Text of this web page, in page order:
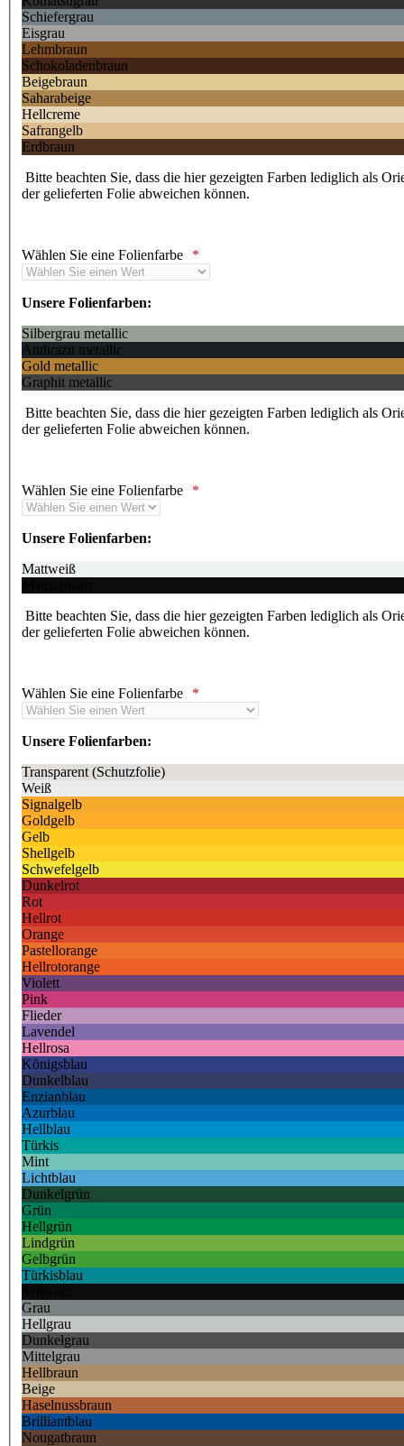
Schiefergrau
Eisgrau
Lehmbraun
Schokoladenbraun
Beigebraun
Saharabeige
Hellcreme
Safrangelb
Erdbraun
Bitte beachten Sie, dass die hier gezeigten Farben lediglich als
der gelieferten Folie abweichen können.
Wählen Sie eine Folienfarbe
Unsere Folienfarben:
Silbergrau metallic
Anthrazit metallic
Gold metallic
Graphit metallic
Bitte beachten Sie, dass die hier gezeigten Farben lediglich als
der gelieferten Folie abweichen können.
Wählen Sie eine Folienfarbe
Unsere Folienfarben:
Mattweiß
Bitte beachten Sie, dass die hier gezeigten Farben lediglich als
der gelieferten Folie abweichen können.
Wählen Sie eine Folienfarbe
Unsere Folienfarben:
Transparent (Schutzfolie)
Weiß
Signalgelb
Goldgelb
Gelb
Shellgelb
Schwefelgelb
Dunkelrot
Rot
Hellrot
Orange
Pastellorange
Hellrotorange
Violett
Pink
Flieder
Lavendel
Hellrosa
Königsblau
Dunkelblau
Enzianblau
Azurblau
Hellblau
Türkis
Mint
Lichtblau
Dunkelgrün
Grün
Hellgrün
Lindgrün
Gelbgrün
Türkisblau
Grau
Hellgrau
Dunkelgrau
Mittelgrau
Hellbraun
Beige
Haselnussbraun
Brilliantblau
Nougatbraun